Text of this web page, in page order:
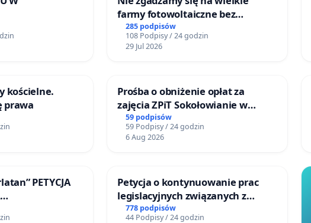
farmy fotowoltaiczne bez
rzetelnych analiz i akceptacji
mieszkańców
285 podpisów
108 Podpisy / 24 godzin
29 Jul 2026
kościelne.
prawa
Prośba o obniżenie opłat za
zajęcia ZPiT Sokołowianie w
Sokołowskim Ośrodku Kultury
59 podpisów
59 Podpisy / 24 godzin
6 Aug 2026
PETYCJA
POLSKIEJ
Petycja o kontynuowanie prac
legislacyjnych związanych z
reformą prawa rodzinnego
778 podpisów
44 Podpisy / 24 godzin